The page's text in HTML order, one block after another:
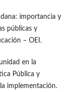
importancia y
públicas y
– OEI.
en la
Pública y
implementación.